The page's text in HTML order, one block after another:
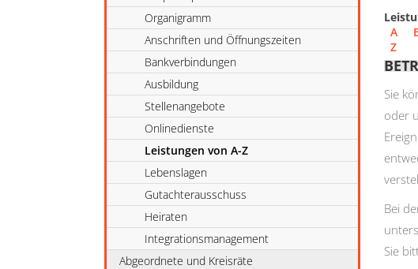
Organigramm
Anschriften und Öffnungszeiten
Bankverbindungen
Ausbildung
Stellenangebote
Onlinedienste
Leistungen von A-Z
Lebenslagen
Gutachterausschuss
Heiraten
Integrationsmanagement
Abgeordnete und Kreisräte
A
Z
Sie
oder
Bei
Sie